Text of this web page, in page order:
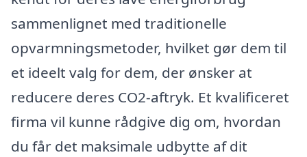
sammenlignet med traditionelle
opvarmningsmetoder, hvilket gør dem til
et ideelt valg for dem, der ønsker at
reducere deres CO2-aftryk. Et kvalificeret
firma vil kunne rådgive dig om, hvordan
du får det maksimale udbytte af dit